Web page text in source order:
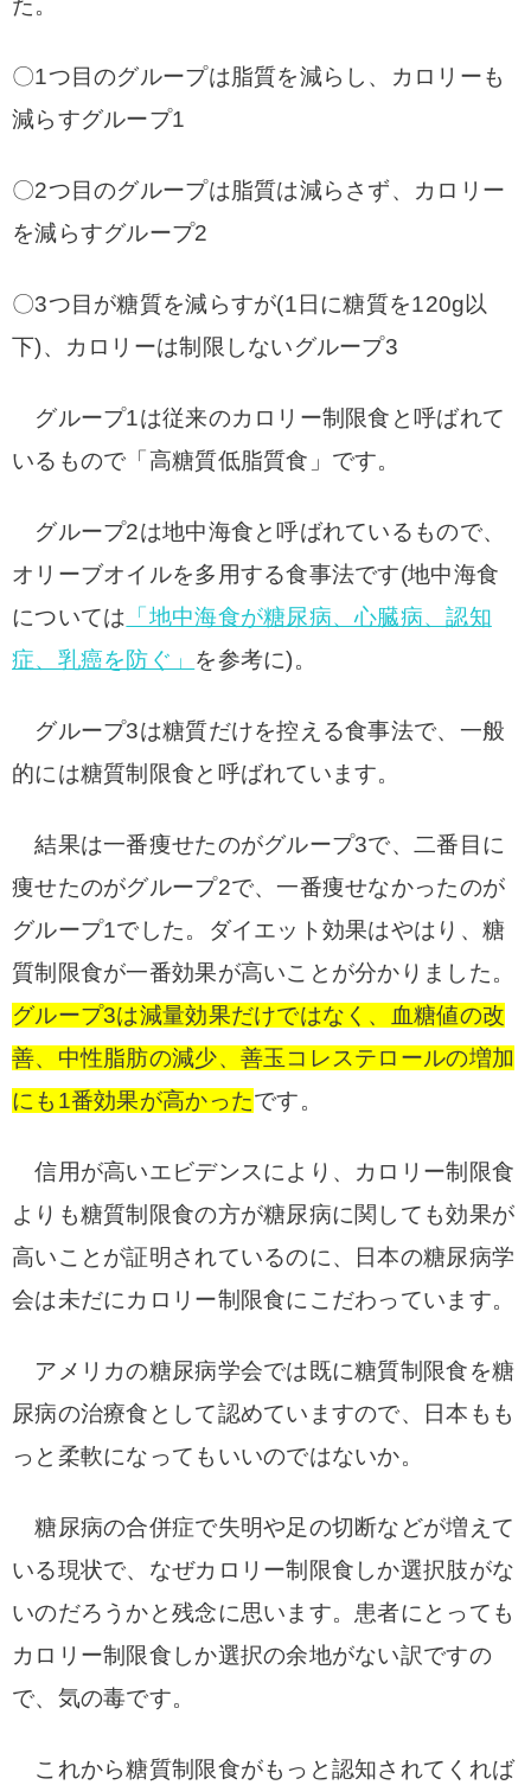
た。
〇1つ目のグループは脂質を減らし、カロリーも
減らすグループ1
〇2つ目のグループは脂質は減らさず、カロリー
を減らすグループ2
〇3つ目が糖質を減らすが(1日に糖質を120g以
下)、カロリーは制限しないグループ3
グループ1は従来のカロリー制限食と呼ばれて
いるもので「高糖質低脂質食」です。
グループ2は地中海食と呼ばれているもので、
オリーブオイルを多用する食事法です(地中海食
については 「地中海食が糖尿病、心臓病、認知
症、乳癌を防ぐ」 を参考に)。
グループ3は糖質だけを控える食事法で、一般
的には糖質制限食と呼ばれています。
結果は一番痩せたのがグループ3で、二番目に
痩せたのがグループ2で、一番痩せなかったのが
グループ1でした。
ダイエット効果はやはり、糖
質制限食が一番効果が高いことが分かりました。
グループ3は減量効果だけではなく、血糖値の改
善、中性脂肪の減少、善玉コレステロールの増加
にも1番効果が高かったです。
信用が高いエビデンスにより、カロリー制限食
よりも糖質制限食の方が糖尿病に関しても効果が
高いことが証明されているのに、日本の糖尿病学
会は未だにカロリー制限食にこだわっています。
アメリカの糖尿病学会では既に糖質制限食を糖
尿病の治療食として認めていますので、日本もも
っと柔軟になってもいいのではないか。
糖尿病の合併症で失明や足の切断などが増えて
いる現状で、なぜカロリー制限食しか選択肢がな
いのだろうかと残念に思います。 患者にとっても
カロリー制限食しか選択の余地がない訳ですの
で、気の毒です。
これから糖質制限食がもっと認知されてくれば